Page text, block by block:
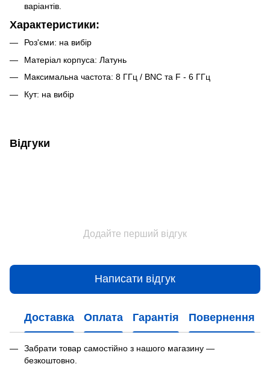
варіантів.
Характеристики:
Роз'єми: на вибір
Матеріал корпуса: Латунь
Максимальна частота: 8 ГГц / BNC та F - 6 ГГц
Кут: на вибір
Відгуки
Додайте перший відгук
Написати відгук
Доставка Оплата Гарантія Повернення
Забрати товар самостійно з нашого магазину —
безкоштовно.